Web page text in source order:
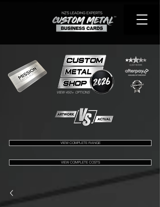
VIEW 450+ OPTIONS
VIEW COMPLETE RANGE
VIEW COMPLETE COSTS